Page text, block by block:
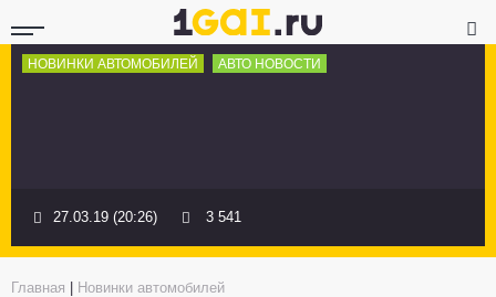
НОВИНКИ АВТОМОБИЛЕЙ АВТО НОВОСТИ
27.03.19 (20:26) 3 541
Главная Новинки автомобилей